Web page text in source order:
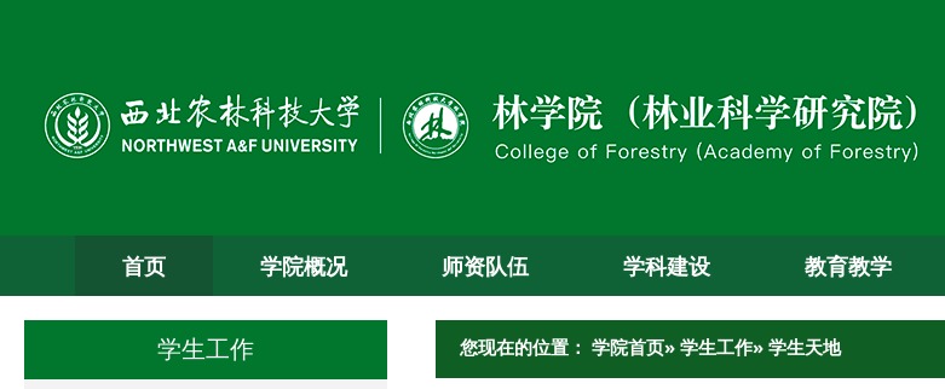
首页 学院概况 师资队伍 学科建设 教育教学
学生工作 您现在的位置： 学院首页» 学生工作» 学生天地